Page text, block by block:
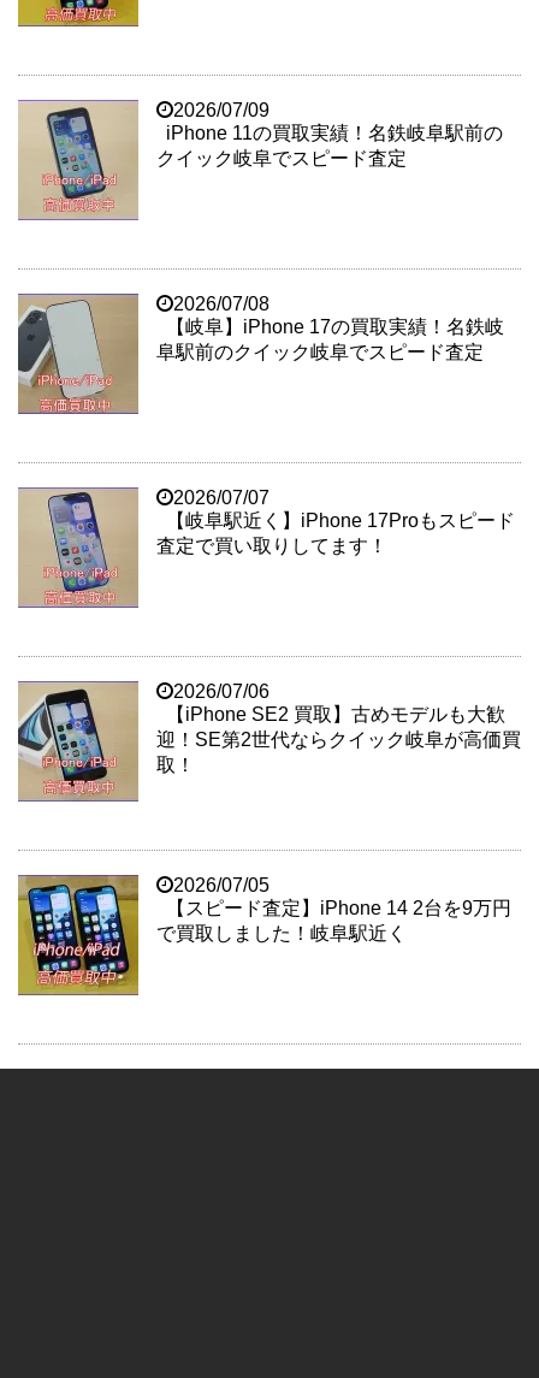
2026/07/09
iPhone 11の買取実績！名鉄岐阜駅前の
クイック岐阜でスピード査定
2026/07/08
【岐阜】iPhone 17の買取実績！名鉄岐
阜駅前のクイック岐阜でスピード査定
2026/07/07
【岐阜駅近く】iPhone 17Proもスピード
査定で買い取りしてます！
2026/07/06
【iPhone SE2 買取】古めモデルも大歓
迎！SE第2世代ならクイック岐阜が高価買
取！
2026/07/05
【スピード査定】iPhone 14 2台を9万円
で買取しました！岐阜駅近く